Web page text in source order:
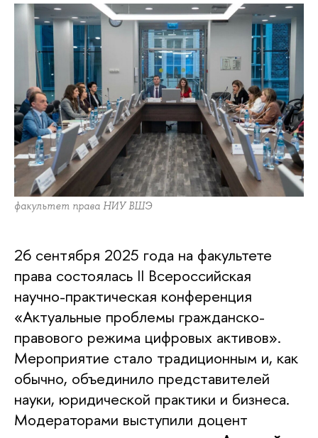
факультет права НИУ ВШЭ
26 сентября 2025 года на факультете
права состоялась II Всероссийская
научно-практическая конференция
«Актуальные проблемы гражданско-
правового режима цифровых активов».
Мероприятие стало традиционным и, как
обычно, объединило представителей
науки, юридической практики и бизнеса.
Модераторами выступили доцент